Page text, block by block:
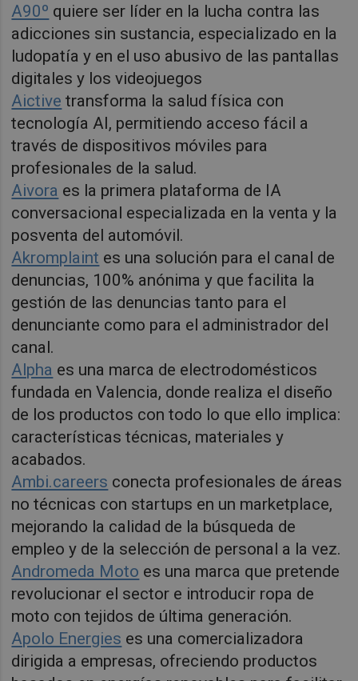
A90º quiere ser líder en la lucha contra las
adicciones sin sustancia, especializado en la
ludopatía y en el uso abusivo de las pantallas
digitales y los videojuegos
Aictive transforma la salud física con
tecnología AI, permitiendo acceso fácil a
través de dispositivos móviles para
profesionales de la salud.
Aivora es la primera plataforma de IA
conversacional especializada en la venta y la
posventa del automóvil.
Akromplaint es una solución para el canal de
denuncias, 100% anónima y que facilita la
gestión de las denuncias tanto para el
denunciante como para el administrador del
canal.
Alpha es una marca de electrodomésticos
fundada en Valencia, donde realiza el diseño
de los productos con todo lo que ello implica:
características técnicas, materiales y
acabados.
Ambi.careers conecta profesionales de áreas
no técnicas con startups en un marketplace,
mejorando la calidad de la búsqueda de
empleo y de la selección de personal a la vez.
Andromeda Moto es una marca que pretende
revolucionar el sector e introducir ropa de
moto con tejidos de última generación.
Apolo Energies es una comercializadora
dirigida a empresas, ofreciendo productos